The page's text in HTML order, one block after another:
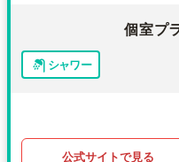
個室プ
シャワー
公式サイトで見る